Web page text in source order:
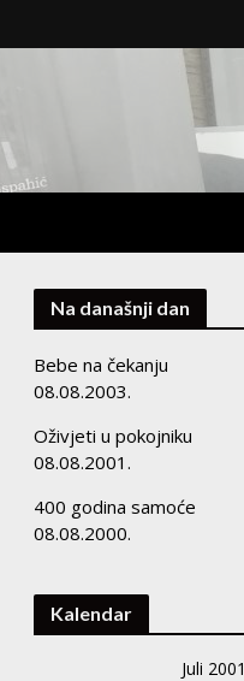
Na današnji dan
Bebe na čekanju
08.08.2003.
Oživjeti u pokojniku
08.08.2001.
400 godina samoće
08.08.2000.
Kalendar
Juli 2001